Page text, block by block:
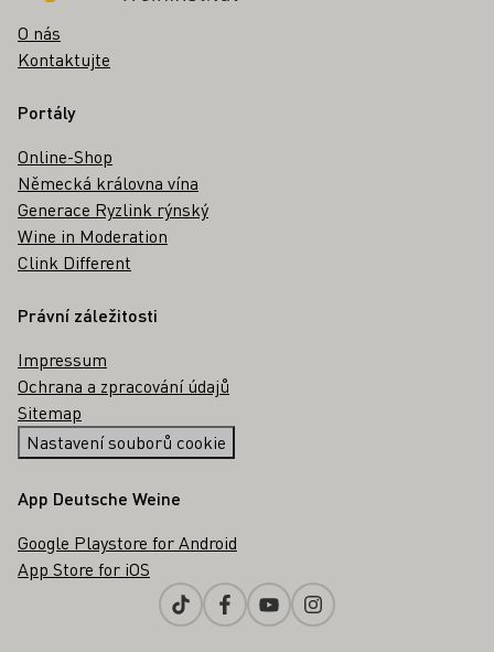
O nás
Kontaktujte
Portály
Online-Shop
Německá královna vína
Generace Ryzlink rýnský
Wine in Moderation
Clink Different
Právní záležitosti
Impressum
Ochrana a zpracování údajů
Sitemap
Nastavení souborů cookie
App Deutsche Weine
Google Playstore for Android
App Store for iOS
TiktokFacebookYoutubeInstagram